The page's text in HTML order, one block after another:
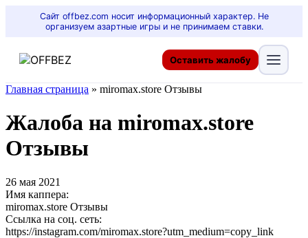
Сайт offbez.com носит информационный характер. Не
организуем азартные игры и не принимаем ставки.
Оставить жалобу
Главная страница » miromax.store Отзывы
Жалоба на miromax.store
Отзывы
26 мая 2021
Имя каппера:
miromax.store Отзывы
Ссылка на соц. сеть:
https://instagram.com/miromax.store?utm_medium=copy_link